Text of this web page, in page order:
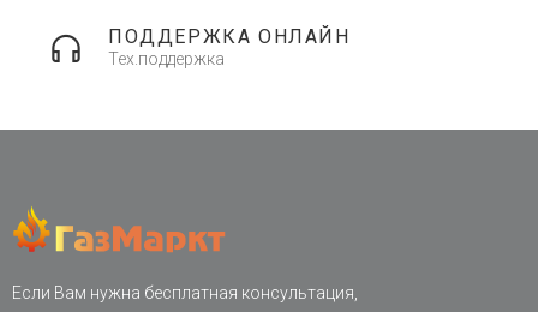
ПОДДЕРЖКА ОНЛАЙН
Тех.поддержка
Если Вам нужна бесплатная консультация,